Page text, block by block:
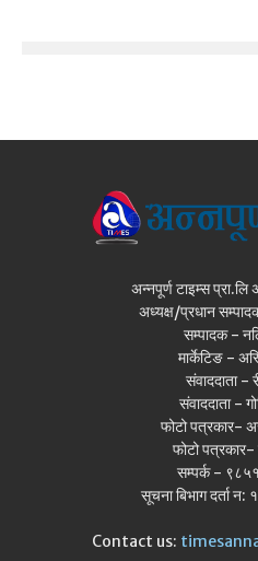
अन्नपूर्ण टाइम्स प्रा.लि
अध्यक्ष/प्रधान
सम्पादक -
मार्केटिङ -
संवाददाता -
संवाददाता -
फोटो पत्रकार-
फोटो
सम्पर्क -
सूचना बिभाग दर्ता
Contact us: